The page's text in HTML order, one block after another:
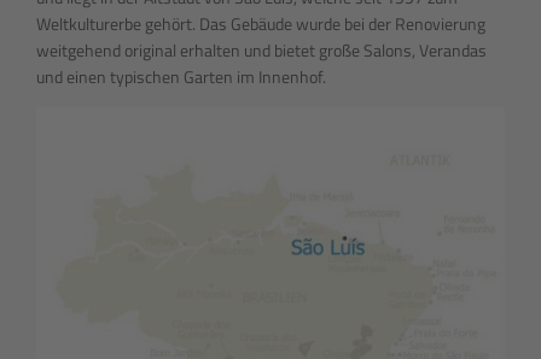
Weltkulturerbe gehört. Das Gebäude wurde bei der Renovierung
weitgehend original erhalten und bietet große Salons, Verandas
und einen typischen Garten im Innenhof.